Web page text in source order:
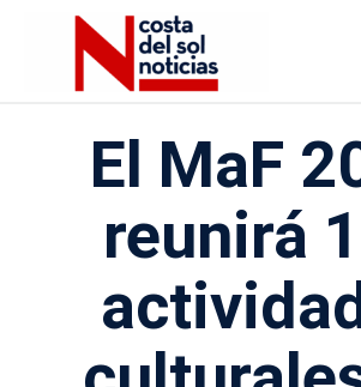
El MaF
reunirá